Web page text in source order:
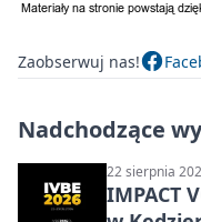
Zaobserwuj nas!
Nadchodzące
22 sierpnia
IMPACT